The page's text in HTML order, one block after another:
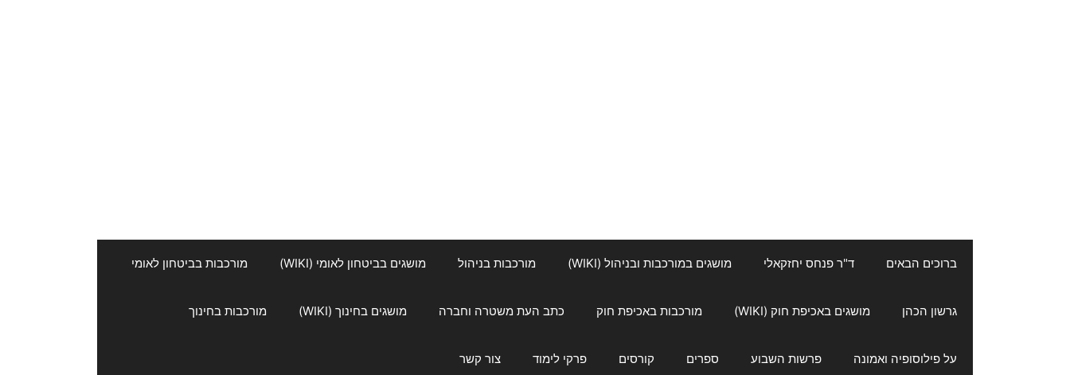
ברוכים הבאים ד"ר פנחס יחזקאלי מושגים במורכבות ובניהול (WIKI) מורכבות בניהול מושגים בביטחון לאומי (WIKI) מורכבות בביטחון לאומי
גרשון הכהן מושגים באכיפת חוק (WIKI) מורכבות באכיפת חוק כתב העת משטרה וחברה מושגים בחינוך (WIKI) מורכבות בחינוך
על פילוסופיה ואמונה פרשות השבוע ספרים קורסים פרקי לימוד צור קשר